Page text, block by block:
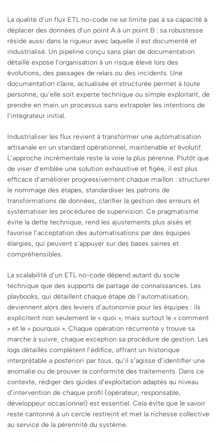
La qualité d’un flux ETL no-code ne se limite pas à sa capacité à
déplacer des données d’un point A à un point B : sa robustesse
réside aussi dans la rigueur avec laquelle il est documenté et
industrialisé. Un pipeline conçu sans plan de documentation
détaillé expose l’organisation à un risque élevé lors des
évolutions, des passages de relais ou des incidents. Une
documentation claire, actualisée et structurée permet à toute
personne, qu’elle soit experte technique ou simple exploitant, de
prendre en main un processus sans extrapoler les intentions de
l’intégrateur initial.
Industrialiser les flux revient à transformer une automatisation
artisanale en un standard opérationnel, maintenable et évolutif.
L’approche incrémentale reste la voie la plus pérenne. Plutôt que
de viser d’emblée une solution exhaustive et figée, il est plus
efficace d’améliorer progressivement chaque maillon : structurer
le nommage des étapes, standardiser les patrons de
transformations de données, clarifier la gestion des erreurs et
systématiser les procédures de supervision. Ce pragmatisme
évite la dette technique, rend les ajustements plus aisés et
favorise l’acceptation des automatisations par des équipes
élargies, qui peuvent s’appuyer sur des bases saines et
compréhensibles.
La scalabilité d’un ETL no-code dépend autant du socle
technique que des supports de partage de connaissances. Les
playbooks, qui détaillent chaque étape de l’automatisation,
deviennent alors des leviers d’autonomie pour les équipes : ils
explicitent non seulement le « quoi », mais surtout le « comment
» et le « pourquoi ». Chaque opération récurrente y trouve sa
marche à suivre, chaque exception sa procédure de gestion. Les
logs détaillés complètent l’édifice, offrant un historique
interprétable a posteriori par tous, qu’il s’agisse d’identifier une
anomalie ou de prouver la conformité des traitements. Dans ce
contexte, rédiger des guides d’exploitation adaptés au niveau
d’intervention de chaque profil (opérateur, responsable,
développeur occasionnel) est essentiel. Cela évite que le savoir
reste cantonné à un cercle restreint et met la richesse collective
au service de la pérennité du système.